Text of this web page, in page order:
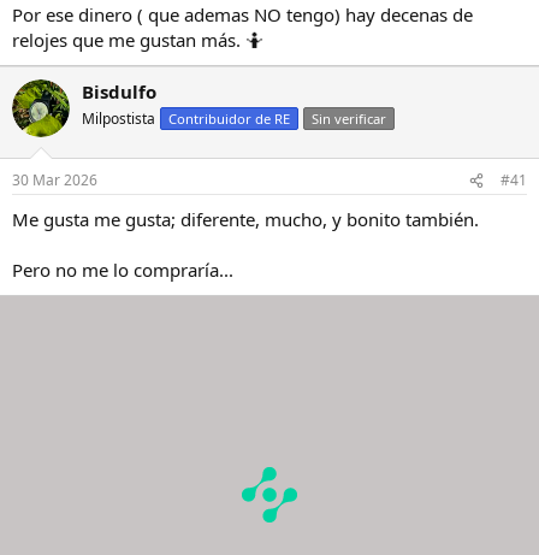
Por ese dinero ( que ademas NO tengo) hay decenas de
relojes que me gustan más. 🤷
Bisdulfo
Milpostista Contribuidor de RE Sin verificar
30 Mar 2026 #41
Me gusta me gusta; diferente, mucho, y bonito también.
Pero no me lo compraría...